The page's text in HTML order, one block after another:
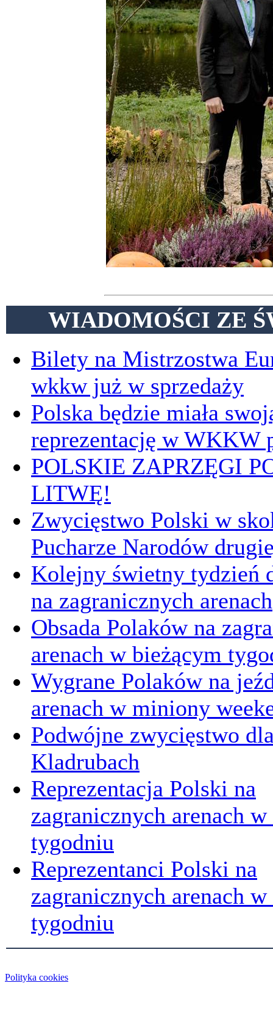
WIADOMOŚCI ZE
Bilety na Mistrzostwa
wkkw już w sprzedaży
Polska będzie miała
reprezentację w WKKW
POLSKIE ZAPRZĘGI
LITWĘ!
Zwycięstwo Polski w
Pucharze Narodów
Kolejny świetny tydzień
na zagranicznych arenach
Obsada Polaków na
arenach w bieżącym
Wygrane Polaków na
arenach w miniony
Podwójne zwycięstwo
Kladrubach
Reprezentacja Polski na
zagranicznych arenach
tygodniu
Reprezentanci Polski na
zagranicznych arenach
tygodniu
Polityka cookies